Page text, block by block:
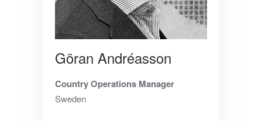
Göran Andréasson
Country Operations Manager
Sweden